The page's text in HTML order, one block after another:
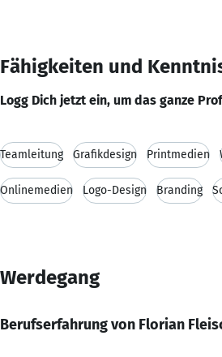
Fähigkeiten und
Logg Dich jetzt ein, um das ganze
Teamleitung Grafikdesign Printmedien
Onlinemedien Logo-Design Branding
Werdegang
Berufserfahrung von Florian